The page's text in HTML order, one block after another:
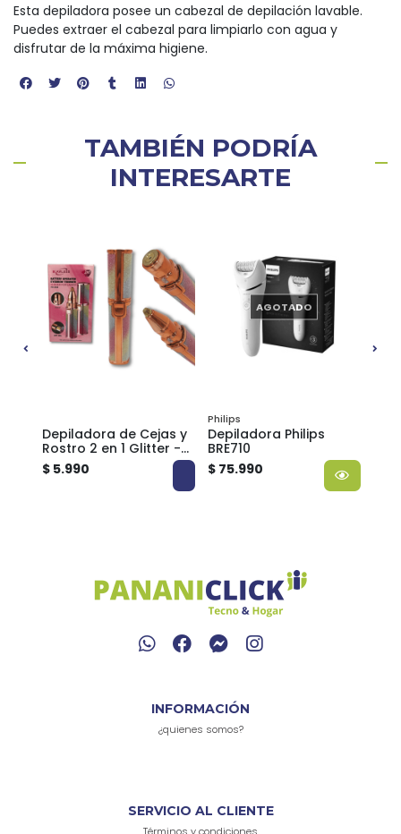
Esta depiladora posee un cabezal de depilación lavable.
Puedes extraer el cabezal para limpiarlo con agua y
disfrutar de la máxima higiene.
TAMBIÉN PODRÍA
INTERESARTE
Depiladora de Cejas y
Rostro 2 en 1 Glitter -
Portátil y Recargable
$ 5.990
AGOTADO
Philips
Depiladora Philips
BRE710
$ 75.990
INFORMACIÓN
¿quienes somos?
SERVICIO AL CLIENTE